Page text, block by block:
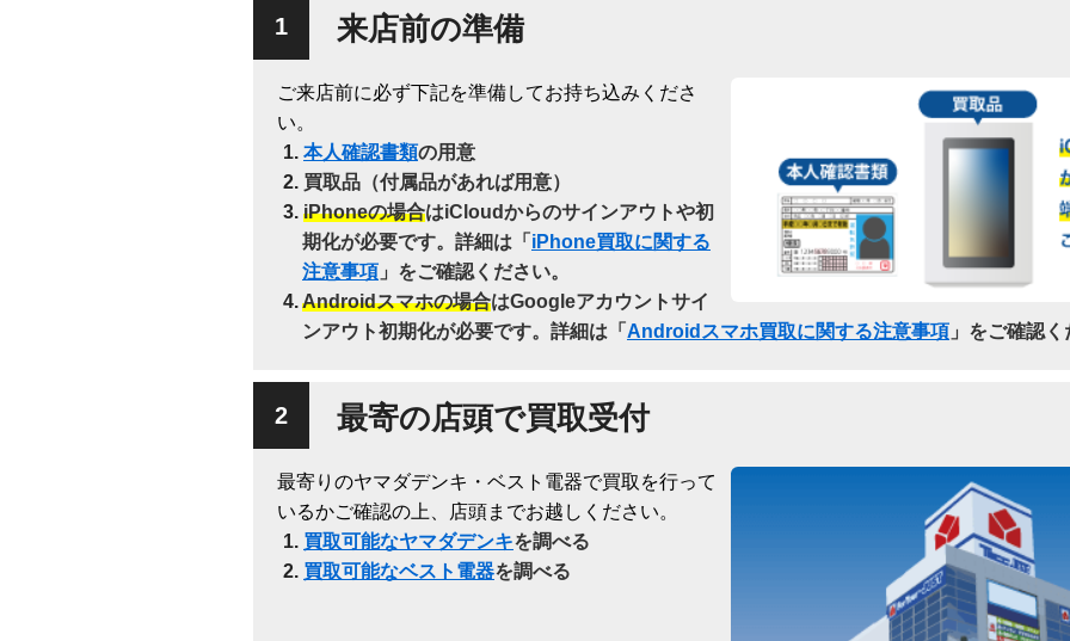
来店前の準備
ご来店前に必ず下記を準備してお持ち込みくださ
い。
本人確認書類の用意
買取品（付属品があれば用意）
iPhoneの場合はiCloudからのサインアウトや初
期化が必要です。詳細は「 iPhone買取に関する
注意事項 」をご確認ください。
Androidスマホの場合はGoogleアカウントサイ
ンアウト初期化が必要です。詳細は「 Androidスマホ買取に関する注意事項 」をご確認
最寄の店頭で買取受付
最寄りのヤマダデンキ・ベスト電器で買取を行って
いるかご確認の上、店頭までお越しください。
買取可能なヤマダデンキを調べる
買取可能なベスト電器を調べる